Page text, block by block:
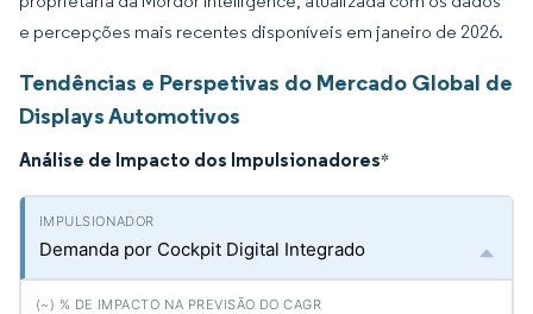
e percepções mais recentes disponíveis em janeiro de 2026.
Tendências e Perspetivas do Mercado Global de
Displays Automotivos
Análise de Impacto dos Impulsionadores*
Demanda por Cockpit Digital Integrado